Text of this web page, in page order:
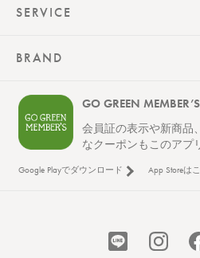
SERVICE
BRAND
GO GREEN
会員証の表示や新商品
なクーポンもこのアプ
Google Playでダウンロード App Storeは